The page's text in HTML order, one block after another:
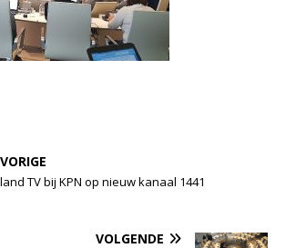
VORIGE
TV bij KPN op nieuw kanaal 1441
VOLGENDE